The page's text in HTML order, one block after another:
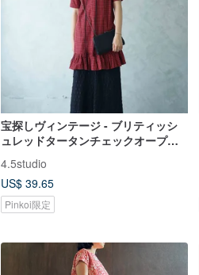
宝探しヴィンテージ - ブリティッシ
ュレッドタータンチェックオープン
スリーブコットンロングワンピース
4.5studio
US$ 39.65
Pinkoi限定